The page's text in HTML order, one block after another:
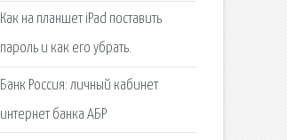
Как на планшет iPad поставить
пароль и как его убрать.
Банк Россия: личный кабинет
интернет банка АБР